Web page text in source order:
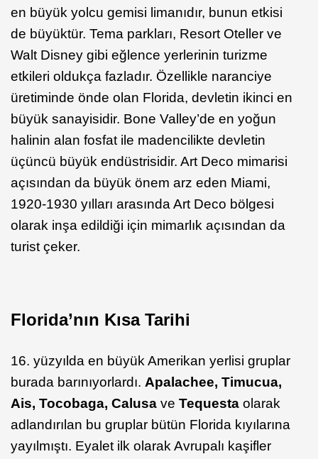
en büyük yolcu gemisi limanıdır, bunun etkisi
de büyüktür. Tema parkları, Resort Oteller ve
Walt Disney gibi eğlence yerlerinin turizme
etkileri oldukça fazladır. Özellikle naranciye
üretiminde önde olan Florida, devletin ikinci en
büyük sanayisidir. Bone Valley’de en yoğun
halinin alan fosfat ile madencilikte devletin
üçüncü büyük endüstrisidir. Art Deco mimarisi
açısından da büyük önem arz eden Miami,
1920-1930 yılları arasında Art Deco bölgesi
olarak inşa edildiği için mimarlık açısından da
turist çeker.
Florida’nın Kısa Tarihi
16. yüzyılda en büyük Amerikan yerlisi gruplar
burada barınıyorlardı. Apalachee, Timucua,
Ais, Tocobaga, Calusa ve Tequesta olarak
adlandırılan bu gruplar bütün Florida kıyılarına
yayılmıştı. Eyalet ilk olarak Avrupalı kaşifler